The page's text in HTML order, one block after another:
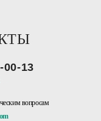
00-13
вопросам